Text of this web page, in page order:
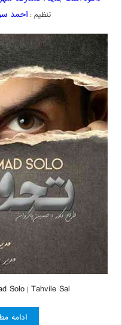
تنظیم :احمد
Solo | Tahvile Sal
ادامه